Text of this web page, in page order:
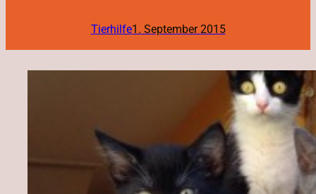
Tierhilfe1. September 2015